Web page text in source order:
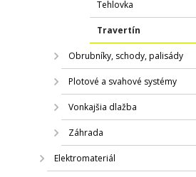
Tehlovka
Travertín
Obrubníky, schody, palisády
Plotové a svahové systémy
Vonkajšia dlažba
Záhrada
Elektromateriál